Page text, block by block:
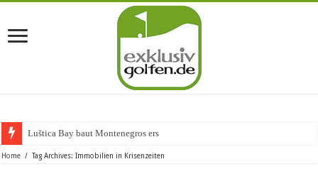
Luštica Bay baut Montenegros erste Gol
Home / Tag Archives: Immobilien in Krisenzeiten